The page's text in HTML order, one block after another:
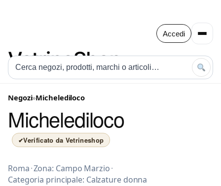
Accedi
Negozi»Michelediloco
Michelediloco
✔Verificato da Vetrineshop
Calzature donna a Roma
Roma·Zona: Campo Marzio·
Categoria principale: Calzature donna